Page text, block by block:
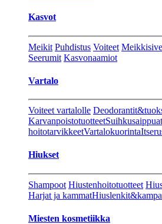
Kasvot
Meikit Puhdistus Voiteet
Seerumit Kasvonaamiot
Vartalo
Voiteet vartalolle
KarvanpoistotuotteetSuihkusaippuat
hoitotarvikkeetVartalokuorinta
Hiukset
Shampoot Hiustenhoitotuotteet
Harjat ja kammat
Miesten kosmetiikka